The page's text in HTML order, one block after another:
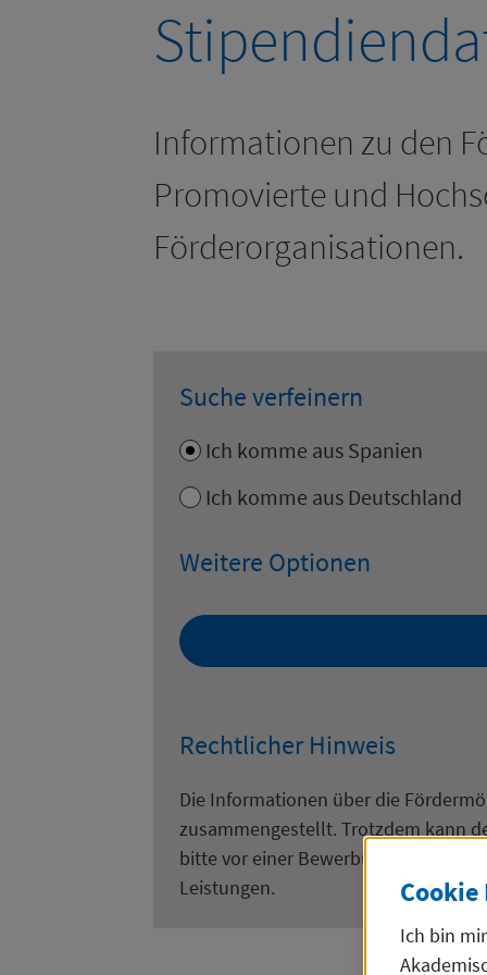
Informationen zu den
Promovierte und
Förderorganisationen.
Suche verfeinern
Ich komme aus Spanien
Ich komme aus Deutschland
Weitere Optionen
Rechtlicher Hinweis
Die Informationen über die
zusammengestellt. Trotzdem kann
bitte vor einer Bewerbung bei dem
Leistungen.
Cookie
Ich bin